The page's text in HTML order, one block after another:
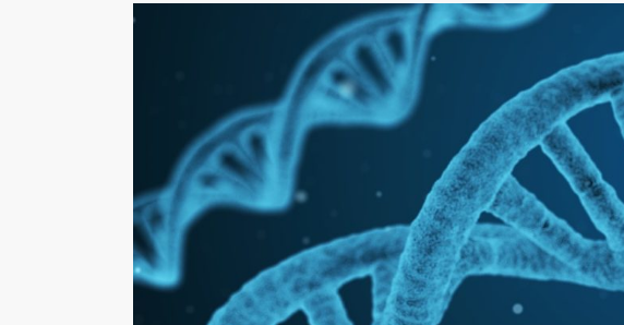
des
sciences
(AFAS)
Promouvoir
sciences
et
les
techniques